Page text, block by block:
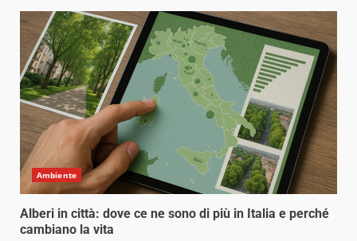
Ambiente
Alberi in città: dove ce ne sono di più in Italia e perché
cambiano la vita